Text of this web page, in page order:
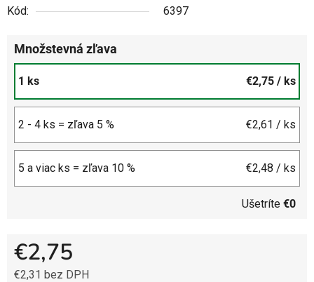
Kód:
6397
Množstevná zľava
1 ks €2,75 / ks
2 - 4 ks = zľava 5 % €2,61 / ks
5 a viac ks = zľava 10 % €2,48 / ks
Ušetríte €0
€2,75
€2,31 bez DPH